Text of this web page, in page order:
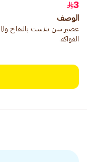
3
الوصف
الفواكه.